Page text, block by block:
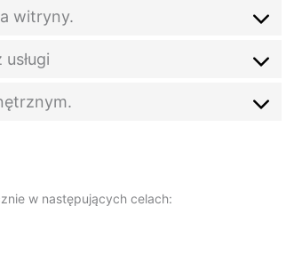
witryny.
w następujących celach: